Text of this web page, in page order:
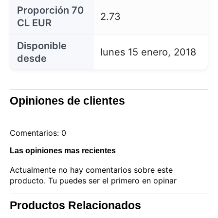
Proporción 70
CL EUR
2.73
Disponible
desde
lunes 15 enero, 2018
Opiniones de clientes
Comentarios: 0
Las opiniones mas recientes
Actualmente no hay comentarios sobre este
producto. Tu puedes ser el primero en opinar
Productos Relacionados